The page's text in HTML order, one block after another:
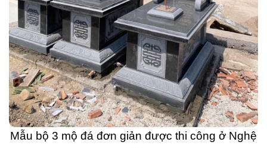
Mẫu bộ 3 mộ đá đơn giản được thi công ở Nghệ